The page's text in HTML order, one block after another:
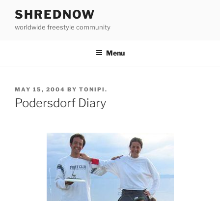
content
SHREDNOW
worldwide freestyle community
Menu
POSTED
ON
MAY 15, 2004 BY TONIPI.
Podersdorf Diary